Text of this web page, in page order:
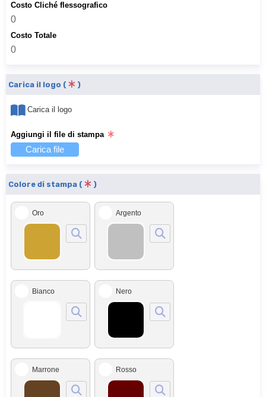
Costo Cliché flessografico
0
Costo Totale
0
Carica il logo ( )
Carica il logo
Aggiungi il file di stampa
Carica file
Colore di stampa ( )
Oro Argento
Bianco Nero
Marrone Rosso